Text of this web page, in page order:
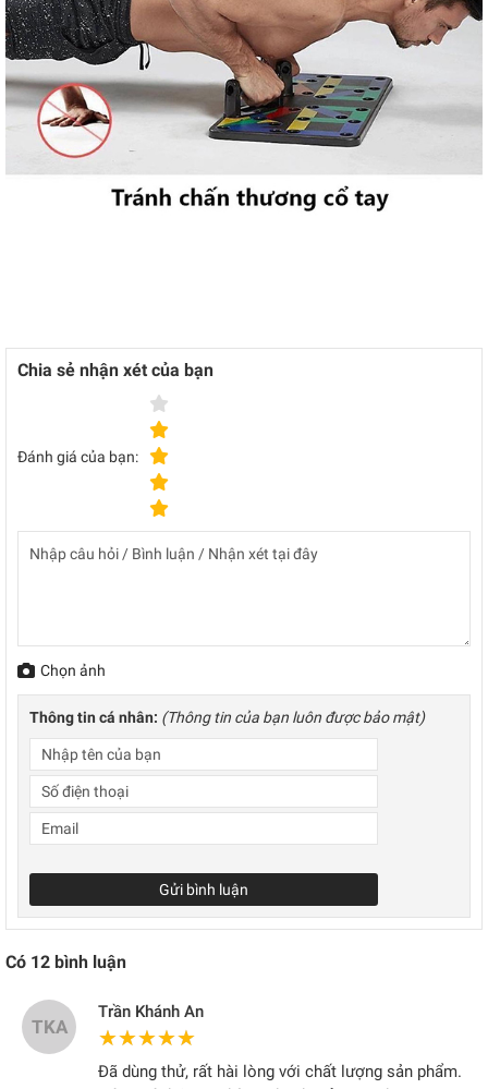
Chia sẻ nhận xét của bạn
Đánh giá của bạn:
Chọn ảnh
Thông tin cá nhân: (Thông tin của bạn luôn được bảo mật)
Gửi bình luận
Có 12 bình luận
TKA
Trần Khánh An
★★★★★
★★★★★
Đã dùng thử, rất hài lòng với chất lượng sản phẩm.